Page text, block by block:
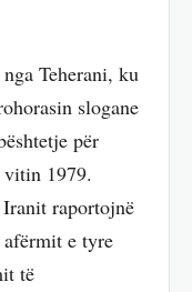
Teherani, ku
slogane
për
vitin 1979.
raportojnë
afërmit e tyre
të